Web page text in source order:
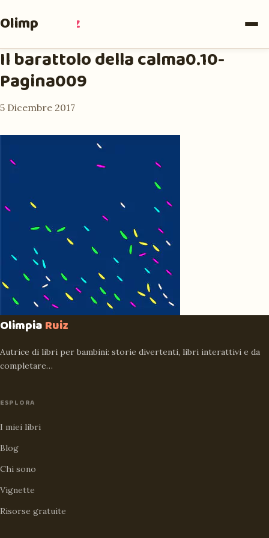
Olimpia Ruiz
Il barattolo della calma0.10-
Pagina009
5 Dicembre 2017
OlimpiaRuiz
Autrice di libri per bambini: storie divertenti, libri interattivi e da
completare…
ESPLORA
I miei libri
Blog
Chi sono
Vignette
Risorse gratuite